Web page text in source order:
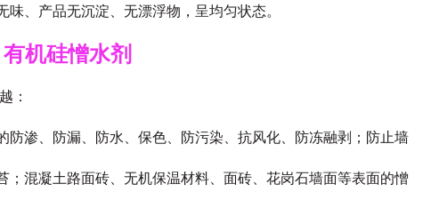
味、产品无沉淀、无漂浮物，呈均匀状态。
有机硅憎水剂
：
防渗、防漏、防水、保色、防污染、抗风化、防冻融剥；防止墙
；混凝土路面砖、无机保温材料、面砖、花岗石墙面等表面的憎